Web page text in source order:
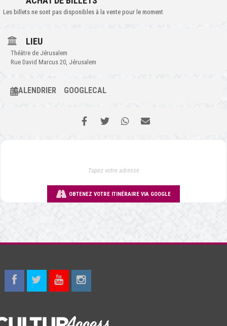
Les billets ne sont pas disponibles à la vente pour le moment
LIEU
Théâtre de Jérusalem
Rue David Marcus 20, Jérusalem
CALENDRIER GOOGLECAL
OBTENEZ VOTRE ITINÉRAIRE VIA GOOGLE